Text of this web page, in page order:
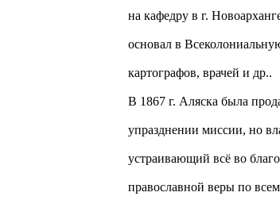
на кафедру в г.
основал в
картографов, врачей и др..
В 1867 г. Аляска была
упразднении миссии, но
устраивающий всё во
православной веры по